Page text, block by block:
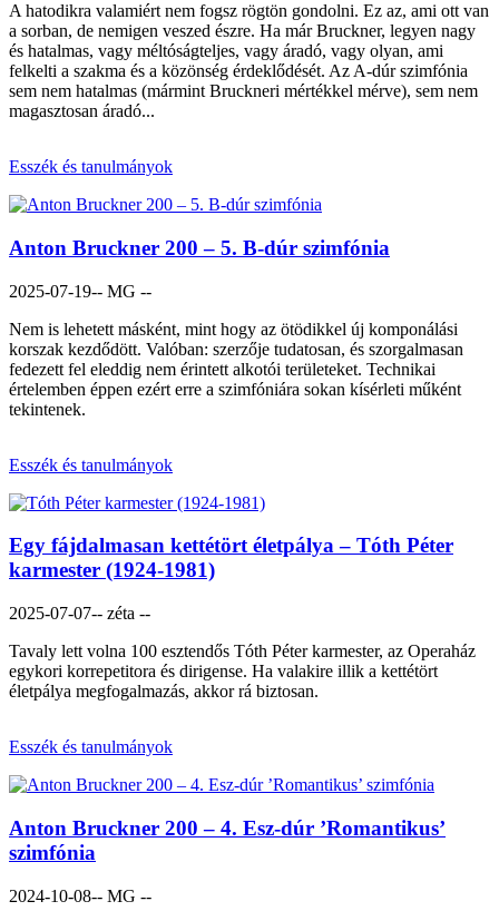
A hatodikra valamiért nem fogsz rögtön gondolni. Ez az, ami ott van
a sorban, de nemigen veszed észre. Ha már Bruckner, legyen nagy
és hatalmas, vagy méltóságteljes, vagy áradó, vagy olyan, ami
felkelti a szakma és a közönség érdeklődését. Az A-dúr szimfónia
sem nem hatalmas (mármint Bruckneri mértékkel mérve), sem nem
magasztosan áradó...
Esszék és tanulmányok
Anton Bruckner 200 – 5. B-dúr szimfónia
2025-07-19-- MG --
Nem is lehetett másként, mint hogy az ötödikkel új komponálási
korszak kezdődött. Valóban: szerzője tudatosan, és szorgalmasan
fedezett fel eleddig nem érintett alkotói területeket. Technikai
értelemben éppen ezért erre a szimfóniára sokan kísérleti műként
tekintenek.
Esszék és tanulmányok
Egy fájdalmasan kettétört életpálya – Tóth Péter
karmester (1924-1981)
2025-07-07-- zéta --
Tavaly lett volna 100 esztendős Tóth Péter karmester, az Operaház
egykori korrepetitora és dirigense. Ha valakire illik a kettétört
életpálya megfogalmazás, akkor rá biztosan.
Esszék és tanulmányok
Anton Bruckner 200 – 4. Esz-dúr ’Romantikus’
szimfónia
2024-10-08-- MG --